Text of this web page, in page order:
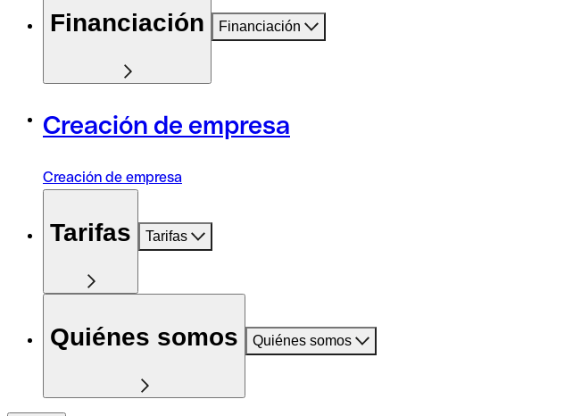
Financiación Financiación
Creación de empresa
Creación de empresa
Tarifas Tarifas
Quiénes somos Quiénes somos